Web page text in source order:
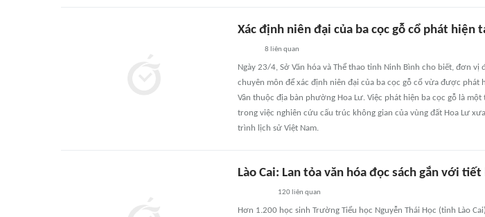
Xác định niên đại của ba cọc gỗ cổ phát hiện
8 liên quan
Ngày 23/4, Sở Văn hóa và Thể thao tỉnh Ninh Bình cho biết, đơn
chuyên môn để xác định niên đại của ba cọc gỗ cổ vừa được phát
Vân thuộc địa bàn phường Hoa Lư. Việc phát hiện ba cọc gỗ là
trong việc nghiên cứu cấu trúc không gian của vùng đất Hoa Lư
trình lịch sử Việt Nam.
Lào Cai: Lan tỏa văn hóa đọc sách gắn với
120liên quan
Hơn 1.200 học sinh Trường Tiểu học Nguyễn Thái Học (tỉnh Lào